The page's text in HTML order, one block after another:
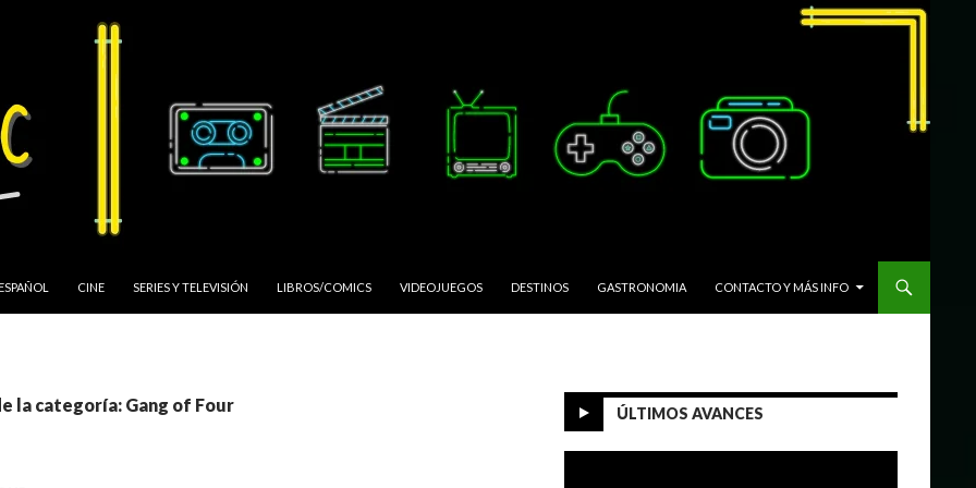
CINE SERIES Y TELEVISIÓN LIBROS/COMICS VIDEOJUEGOS DESTINOS GASTRONOMIA CONTACTO Y MÁS INFO
la categoría: Gang of Four ÚLTIMOS AVANCES